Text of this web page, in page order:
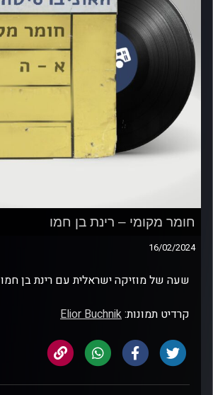
חומר מקומי – רינת בן חמו
16/02/2024
שעה של מוזיקה ישראלית עם רינת בן חמו
קרדיט תמונות:Elior Buchnik